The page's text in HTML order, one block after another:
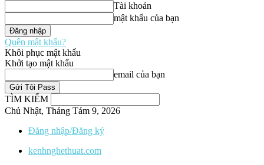
Tài khoản
mật khẩu của bạn
Quên mật khẩu?
Khôi phục mật khẩu
Khởi tạo mật khẩu
email của bạn
TÌM KIẾM
Chủ Nhật, Tháng Tám 9, 2026
Đăng nhập/Đăng ký
kenhnghethuat.com